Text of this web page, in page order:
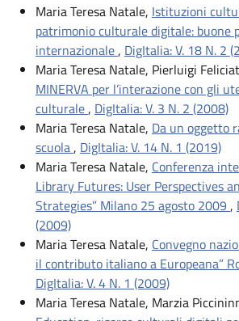
Maria Teresa Natale, Istituzioni
patrimonio culturale digitale: buone
internazionale, DigItalia: V. 18 N. 2
Maria Teresa Natale, Pierluigi
MINERVA per l’interazione con gli
culturale, DigItalia: V. 3 N. 2 (2008)
Maria Teresa Natale, Da un oggetto
scuola, DigItalia: V. 14 N. 1 (2019)
Maria Teresa Natale, Conferenza
Library Futures: User Perspectives
Strategies” Milano 25 agosto 2009 ,
(2009)
Maria Teresa Natale, Convegno
il contributo italiano a Europeana”
DigItalia: V. 4 N. 1 (2009)
Maria Teresa Natale, Marzia